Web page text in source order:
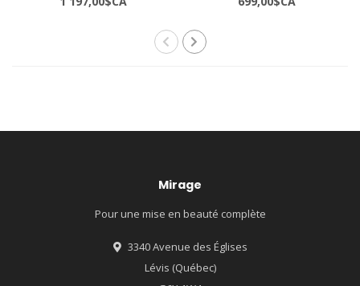
Mirage
Pour une mise en beauté complète
3340 Avenue des Églises
Lévis (Québec)